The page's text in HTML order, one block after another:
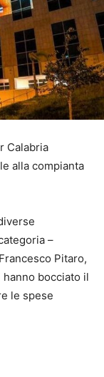
Calabria
alla compianta
–
Pitaro,
bocciato il
le spese